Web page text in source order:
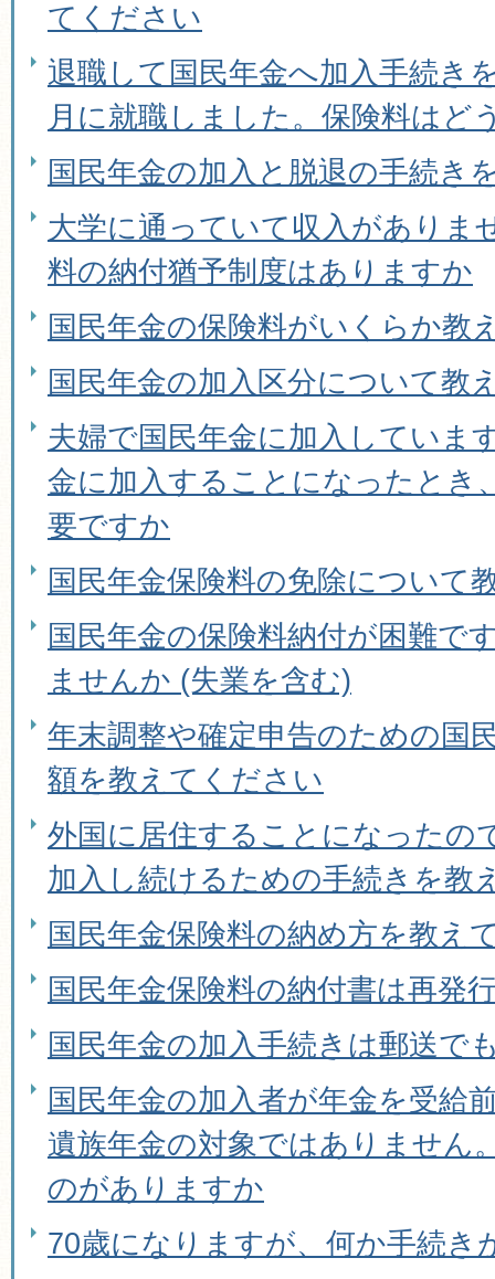
てください
退職して国民年金へ加入手続き
月に就職しました。保険料はど
国民年金の加入と脱退の手続き
大学に通っていて収入がありま
料の納付猶予制度はありますか
国民年金の保険料がいくらか教
国民年金の加入区分について教
夫婦で国民年金に加入していま
金に加入することになったとき
要ですか
国民年金保険料の免除について
国民年金の保険料納付が困難で
ませんか (失業を含む)
年末調整や確定申告のための国
額を教えてください
外国に居住することになったの
加入し続けるための手続きを教
国民年金保険料の納め方を教え
国民年金保険料の納付書は再発
国民年金の加入手続きは郵送で
国民年金の加入者が年金を受給
遺族年金の対象ではありません
のがありますか
70歳になりますが、何か手続き